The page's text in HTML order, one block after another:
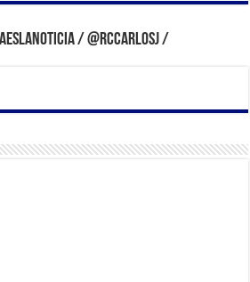
/ @rccarlosj /